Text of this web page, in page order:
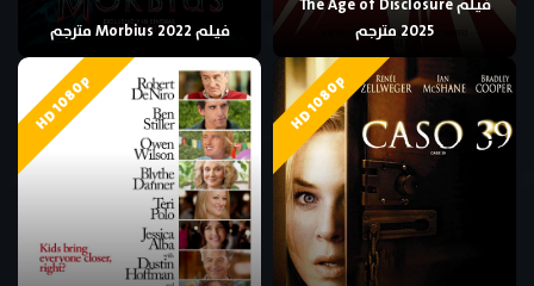
فيلم The Age of Disclosure
2025 مترجم
فيلم Morbius 2022 مترجم
HD 1080p
HD 1080p